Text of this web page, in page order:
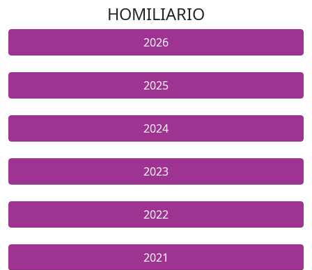
HOMILIARIO
2026
2025
2024
2023
2022
2021